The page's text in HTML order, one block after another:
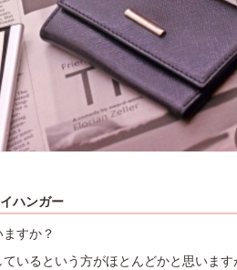
ハンガー
すか？
いるという方がほとんどかと思いま